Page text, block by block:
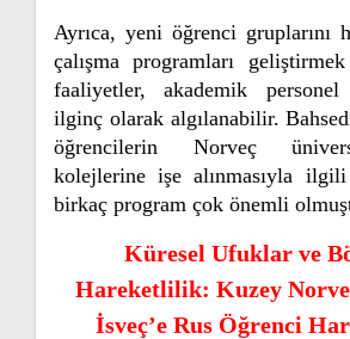
Ayrıca, yeni öğrenci gruplarını
çalışma programları
faaliyetler, akademik
ilginç olarak algılanabilir.
öğrencilerin Norveç
kolejlerine işe alınmasıyla
birkaç program çok önemli
Küresel Ufuklar ve
Hareketlilik: Kuzey
İsveç’e Rus Öğrenci